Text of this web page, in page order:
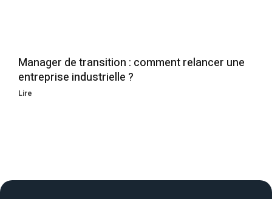
Manager de transition : comment relancer une
entreprise industrielle ?
Lire